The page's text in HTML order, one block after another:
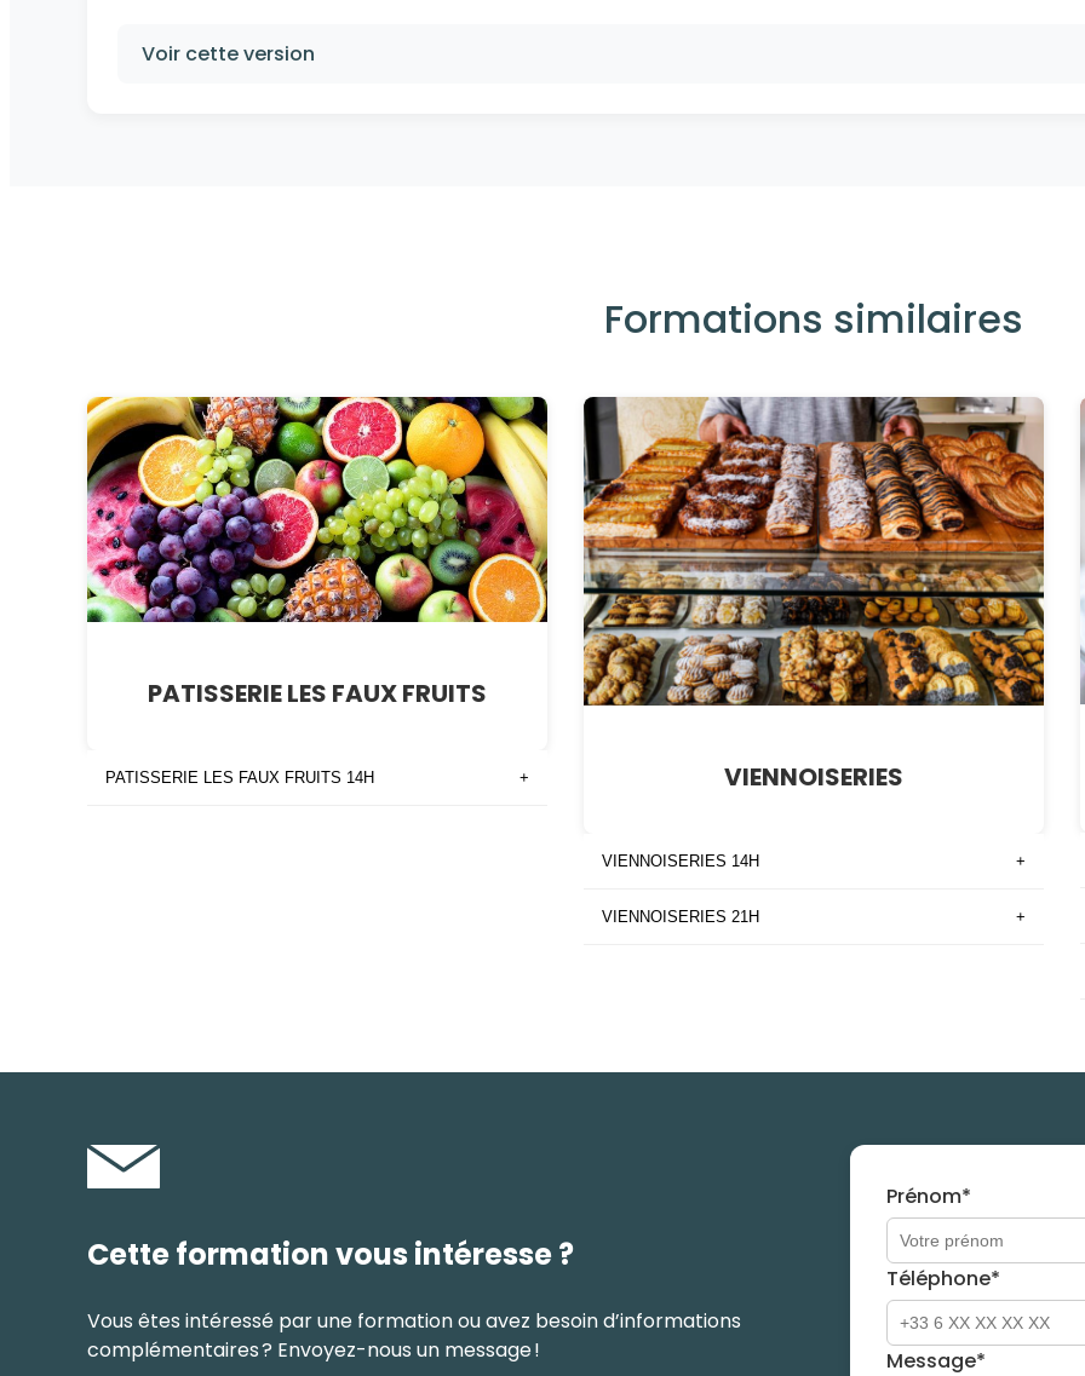
Voir cette version
Formations similaires
PATISSERIE LES FAUX FRUITS
PATISSERIE LES FAUX FRUITS 14H + VIENNOISERIES
VIENNOISERIES 14H +
VIENNOISERIES 21H +
Cette formation vous intéresse ?
Vous êtes intéressé par une formation ou avez besoin d’informations
complémentaires ? Envoyez-nous un message !
Prénom*
Téléphone*
Message*